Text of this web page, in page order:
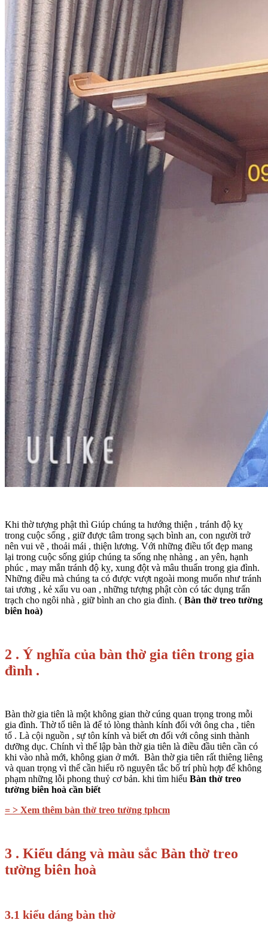
Khi thờ tượng phật thì Giúp chúng ta hướng thiện , tránh độ kỵ
trong cuộc sống , giữ được tâm trong sạch bình an, con người trở
nên vui vẽ , thoải mái , thiện lương. Với những điều tốt đẹp mang
lại trong cuộc sống giúp chúng ta sống nhẹ nhàng , an yên, hạnh
phúc , may mắn tránh độ kỵ, xung đột và mâu thuẩn trong gia đình.
Những điều mà chúng ta có được vượt ngoài mong muốn như tránh
tai ương , kẻ xấu vu oan , những tượng phật còn có tác dụng trấn
trạch cho ngôi nhà , giữ bình an cho gia đình. ( Bàn thờ treo tường
biên hoà)
2 . Ý nghĩa của bàn thờ gia tiên trong gia
đình .
Bàn thờ gia tiên là một không gian thờ cúng quan trọng trong mỗi
gia đình. Thờ tổ tiên là để tỏ lòng thành kính đối với ông cha , tiên
tổ . Là cội nguồn , sự tôn kính và biết ơn đối với công sinh thành
dưỡng dục. Chính vì thế lập bàn thờ gia tiên là điều đầu tiên cần có
khi vào nhà mới, không gian ở mới. Bàn thờ gia tiên rất thiêng liêng
và quan trọng vì thế cần hiểu rõ nguyên tắc bố trí phù hợp để không
phạm những lỗi phong thuỷ cơ bản. khi tìm hiểu Bàn thờ treo
tường biên hoà cần biết
= > Xem thêm bàn thờ treo tường tphcm
3 . Kiểu dáng và màu sắc Bàn thờ treo
tường biên hoà
3.1 kiểu dáng bàn thờ